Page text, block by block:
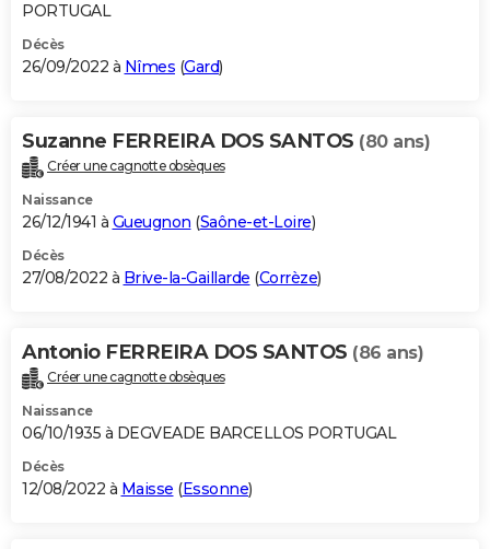
PORTUGAL
Décès
26/09/2022 à Nîmes (Gard)
Suzanne FERREIRA DOS SANTOS (80 ans)
Créer une cagnotte obsèques
Naissance
26/12/1941 à Gueugnon (Saône-et-Loire)
Décès
27/08/2022 à Brive-la-Gaillarde (Corrèze)
Antonio FERREIRA DOS SANTOS (86 ans)
Créer une cagnotte obsèques
Naissance
06/10/1935 à DEGVEADE BARCELLOS PORTUGAL
Décès
12/08/2022 à Maisse (Essonne)